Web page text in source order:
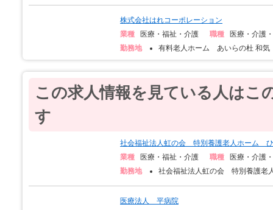
株式会社はれコーポレーション
業種
医療・福祉・介護 職種
医療・介護
勤務地
有料老人ホーム あいらの杜 和気
この求人情報を見ている人はこ
す
社会福祉法人虹の会 特別養護老人ホーム
業種
医療・福祉・介護 職種
医療・介護
勤務地
社会福祉法人虹の会 特別養護老
医療法人 平病院